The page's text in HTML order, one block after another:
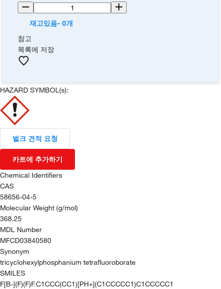
재고있음- 0개
참고
목록에 저장
HAZARD SYMBOL(s):
벌크 견적 요청
카트에 추가하기
Chemical Identifiers
CAS
58656-04-5
Molecular Weight (g/mol)
368.25
MDL Number
MFCD03840580
Synonym
tricyclohexylphosphanium tetrafluoroborate
SMILES
F[B-](F)(F)F.C1CCC(CC1)[PH+](C1CCCCC1)C1CCCCC1